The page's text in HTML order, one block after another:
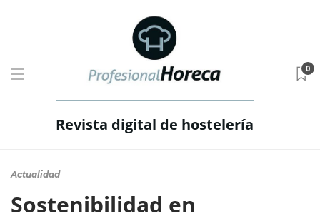
Revista digital de hostelería
0
Actualidad
Sostenibilidad en